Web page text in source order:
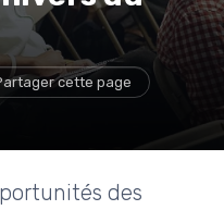
cette page
des
le club
de recevoir les emails
ses partenaires.